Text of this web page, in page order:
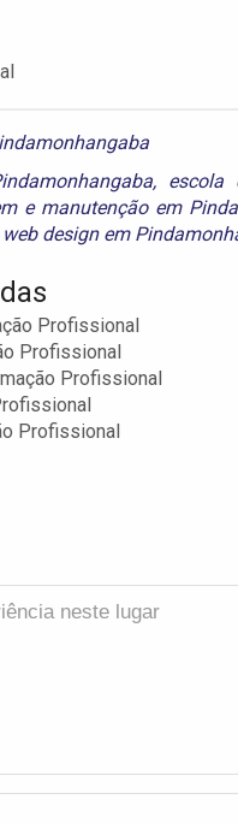
, escola
e manutenção em
web design em
Profissional
Profissional
Profissional
Profissional